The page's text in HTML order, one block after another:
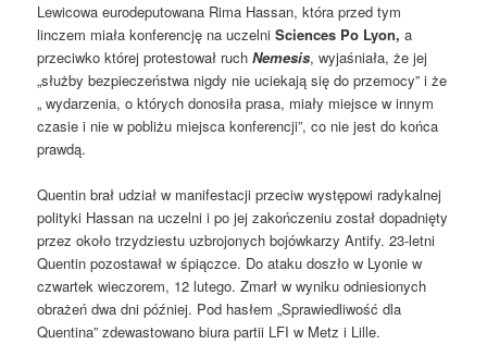
Lewicowa eurodeputowana Rima Hassan, która przed tym
linczem miała konferencję na uczelni Sciences Po Lyon, a
przeciwko której protestował ruchNemesis, wyjaśniała, że ​​jej
„służby bezpieczeństwa nigdy nie uciekają się do przemocy” i że
„ wydarzenia, o których donosiła prasa, miały miejsce w innym
czasie i nie w pobliżu miejsca konferencji”, co nie jest do końca
prawdą.
Quentin brał udział w manifestacji przeciw występowi radykalnej
polityki Hassan na uczelni i po jej zakończeniu został dopadnięty
przez około trzydziestu uzbrojonych bojówkarzy Antify. 23-letni
Quentin pozostawał w śpiączce. Do ataku doszło w Lyonie w
czwartek wieczorem, 12 lutego. Zmarł w wyniku odniesionych
obrażeń dwa dni później. Pod hasłem „Sprawiedliwość dla
Quentina” zdewastowano biura partii LFI w Metz i Lille.